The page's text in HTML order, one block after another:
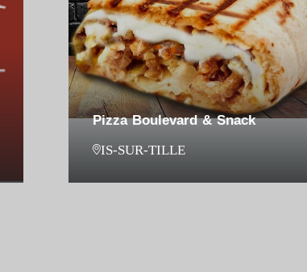
Pizza Boulevard & Snack
IS-SUR-TILLE